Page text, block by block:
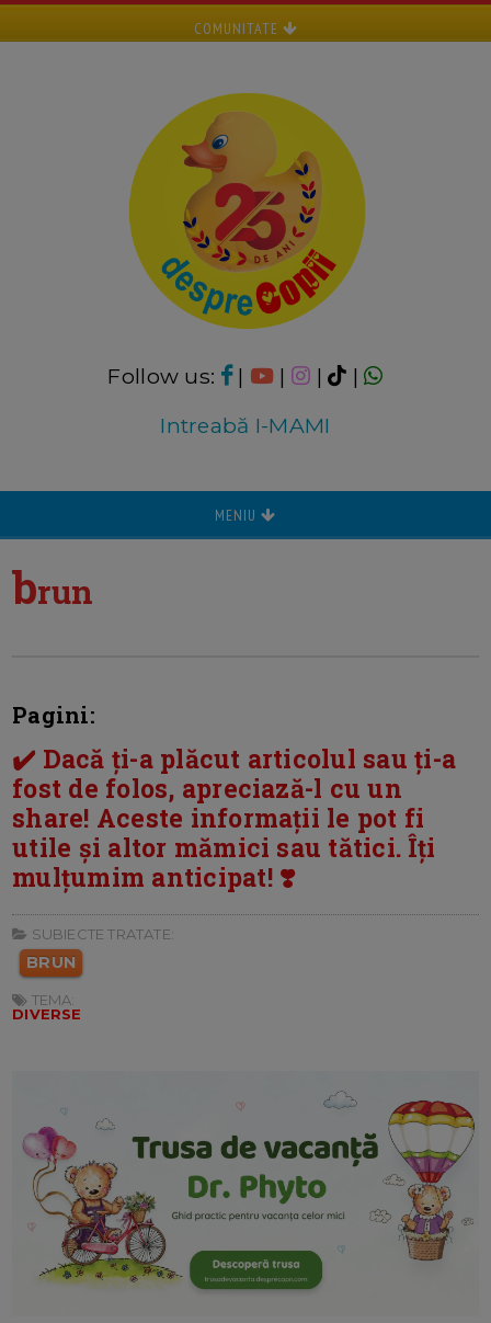
COMUNITATE
Follow us: | | |
|
Intreabă I-MAMI
MENIU
brun
Pagini:
✔️ Dacă ți-a plăcut articolul sau ți-a
fost de folos, apreciază-l cu un
share! Aceste informații le pot fi
utile și altor mămici sau tătici. Îți
mulțumim anticipat! ❣️
SUBIECTE TRATATE:
BRUN
TEMA:
DIVERSE